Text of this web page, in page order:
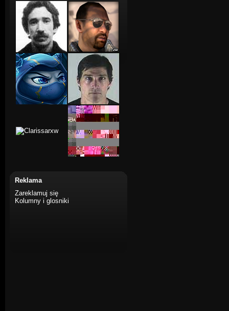
Reklama
Zareklamuj się
Kolumny i glosniki